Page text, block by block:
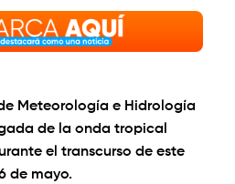
Meteorología e Hidrología
de la onda tropical
el transcurso de este
de mayo.